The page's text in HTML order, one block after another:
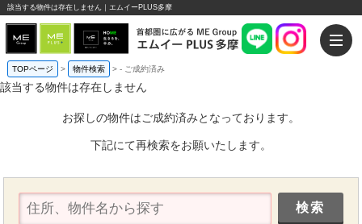
該当する物件は存在しません｜エムイーPLUS多摩
TOPページ > 物件検索 >- ご成約済み
該当する物件は存在しません
お探しの物件はご成約済みとなっております。
下記にて再検索をお願いたします。